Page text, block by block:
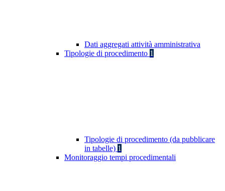
Dati aggregati attività amministrativa
Tipologie di procedimento 1
Tipologie di procedimento (da pubblicare
in tabelle) 1
Monitoraggio tempi procedimentali